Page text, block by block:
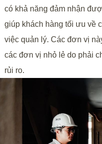
có khả năng đảm nhận
giúp khách hàng tối ưu về
việc quản lý. Các đơn vị
các đơn vị nhỏ lẻ do phải
rủi ro.